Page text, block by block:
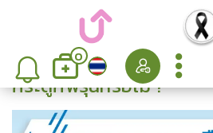
0
กระดูกพรุนหรือไม่ ?